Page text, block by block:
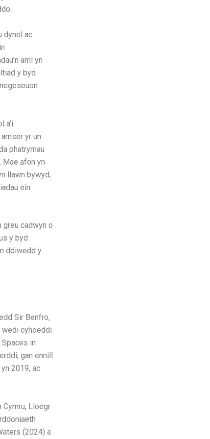
dynol ac
aml yn
y byd
a’i
yr un
phatrymau
Mae afon yn
llawn bywyd,
ein
greu cadwyn o
y byd
ddiwedd y
Sir Benfro,
wedi cyhoeddi
in
gan ennill
2019, ac
Lloegr
(2024) a